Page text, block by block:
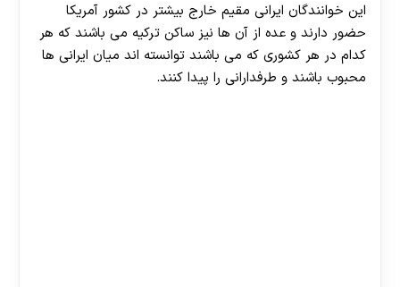
این خوانندگان ایرانی مقیم خارج بیشتر در کشور آمریکا
حضور دارند و عده از آن ها نیز ساکن ترکیه می باشند که هر
کدام در هر کشوری که می باشند توانسته اند میان ایرانی ها
محبوب باشند و طرفدارانی را پیدا کنند.